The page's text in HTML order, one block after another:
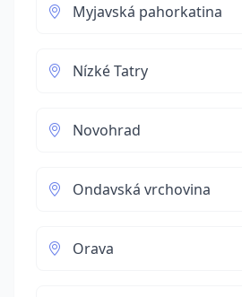
Myjavská pahorkatina
Nízké Tatry
Novohrad
Ondavská vrchovina
Orava